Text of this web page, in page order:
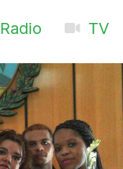
Radio TV